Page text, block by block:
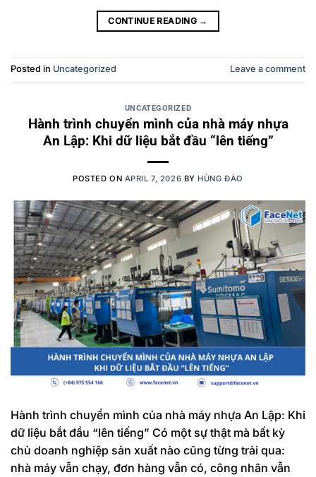
CONTINUE READING →
Posted in Uncategorized Leave a comment
UNCATEGORIZED
Hành trình chuyển mình của nhà máy nhựa
An Lập: Khi dữ liệu bắt đầu “lên tiếng”
POSTED ON APRIL 7, 2026 BY HÙNG ĐÀO
Hành trình chuyển mình của nhà máy nhựa An Lập: Khi
dữ liệu bắt đầu “lên tiếng” Có một sự thật mà bất kỳ
chủ doanh nghiệp sản xuất nào cũng từng trải qua:
nhà máy vẫn chạy, đơn hàng vẫn có, công nhân vẫn